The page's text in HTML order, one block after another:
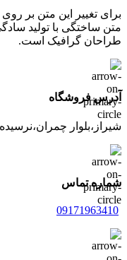
برای تغییر این متن بر
متن ساختگی با تولید
طراحان گرافیک است.
آدرس فروشگاه
شیراز،بلوار
شماره تماس
09171963410